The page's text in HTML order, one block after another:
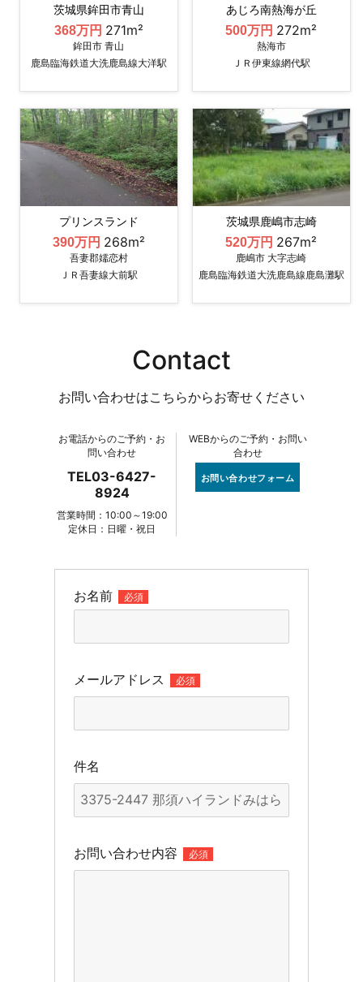
茨城県鉾田市青山
368万円 271m²
鉾田市 青山
鹿島臨海鉄道大洗鹿島線大洋駅
あじろ南熱海が丘
500万円 272m²
熱海市
ＪＲ伊東線網代駅
プリンスランド
390万円 268m²
吾妻郡嬬恋村
ＪＲ吾妻線大前駅
茨城県鹿嶋市志崎
520万円 267m²
鹿嶋市 大字志崎
鹿島臨海鉄道大洗鹿島線鹿島灘駅
Contact
お問い合わせはこちらからお寄せください
お電話からのご予約・お
問い合わせ
TEL03-6427-
8924
営業時間：10:00～19:00
定休日：日曜・祝日
WEBからのご予約・お問い
合わせ
お問い合わせフォーム
お名前 必須
メールアドレス 必須
件名
お問い合わせ内容 必須